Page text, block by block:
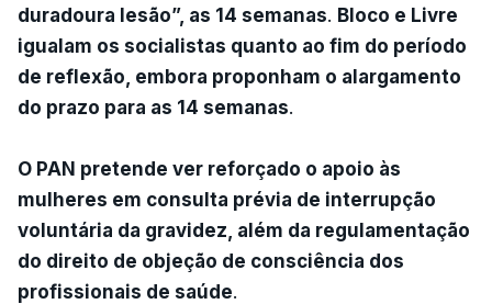
duradoura lesão”, as 14 semanas. Bloco e Livre
igualam os socialistas quanto ao fim do período
de reflexão, embora proponham o alargamento
do prazo para as 14 semanas.
O PAN pretende ver reforçado o apoio às
mulheres em consulta prévia de interrupção
voluntária da gravidez, além da regulamentação
do direito de objeção de consciência dos
profissionais de saúde.